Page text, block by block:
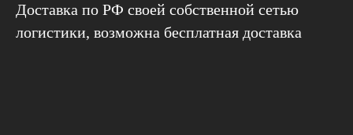
Доставка по РФ своей собственной сетью
логистики, возможна бесплатная доставка